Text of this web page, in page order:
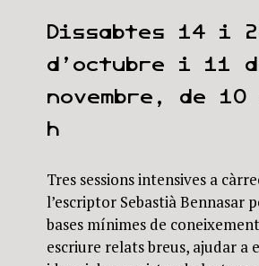
Dissabtes 14 i
d’octubre i 11
novembre, de
h
Tres sessions intensives a
l’escriptor Sebastià Bennasar
bases mínimes de
escriure relats breus, ajudar a